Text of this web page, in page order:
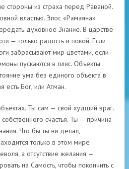
стороны из страха перед Раваной.
властью. Эпос «Рамаяна»
духовное Знание. В царстве
— только радость и покой. Если
забрасывают мир цветами, если
пускаются в пляс. Объекты
ума без единого объекта в
есть Бог, или Атман.
Ты сам — свой худший враг.
счастья. Ты — причина
Что бы ты ни делал,
только в этом мире
а отсутствие желания —
на Самость, чтобы покончить с